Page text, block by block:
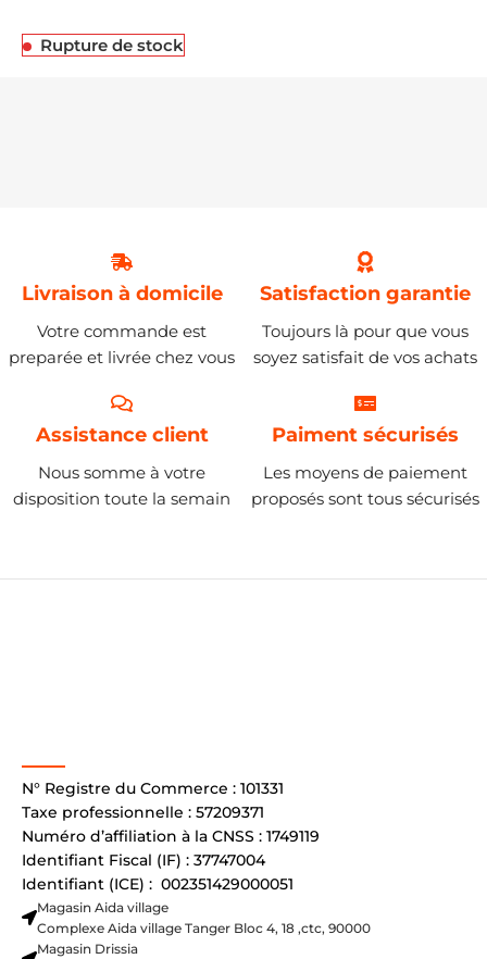
Rupture de stock
Livraison à domicile
Votre commande est
preparée et livrée chez vous
Satisfaction garantie
Toujours là pour que vous
soyez satisfait de vos achats
Assistance client
Nous somme à votre
disposition toute la semain
Paiment sécurisés
Les moyens de paiement
proposés sont tous sécurisés
N° Registre du Commerce : 101331
Taxe professionnelle : 57209371
Numéro d’affiliation à la CNSS : 1749119
Identifiant Fiscal (IF) : 37747004
Identifiant (ICE) : 002351429000051
Magasin Aida village
Complexe Aida village Tanger Bloc 4, 18 ,ctc, 90000
Magasin Drissia